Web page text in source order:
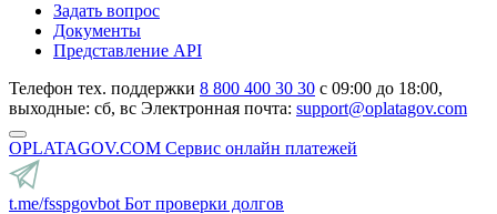
Задать вопрос
Документы
Представление API
Телефон тех. поддержки 8 800 400 30 30 с 09:00 до 18:00,
выходные: сб, вс Электронная почта: support@oplatagov.com
OPLATAGOV.COM Сервис онлайн платежей
t.me/fsspgovbot Бот проверки долгов